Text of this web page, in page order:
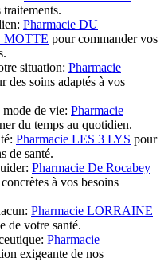
Pharmacie DU
pour commander vos
situation: Pharmacie
des soins adaptés à vos
mode de vie: Pharmacie
du temps au quotidien.
Pharmacie LES 3 LYS pour
de santé.
Pharmacie De Rocabey
à vos besoins
Pharmacie LORRAINE
de votre santé.
Pharmacie
exigeante de nos